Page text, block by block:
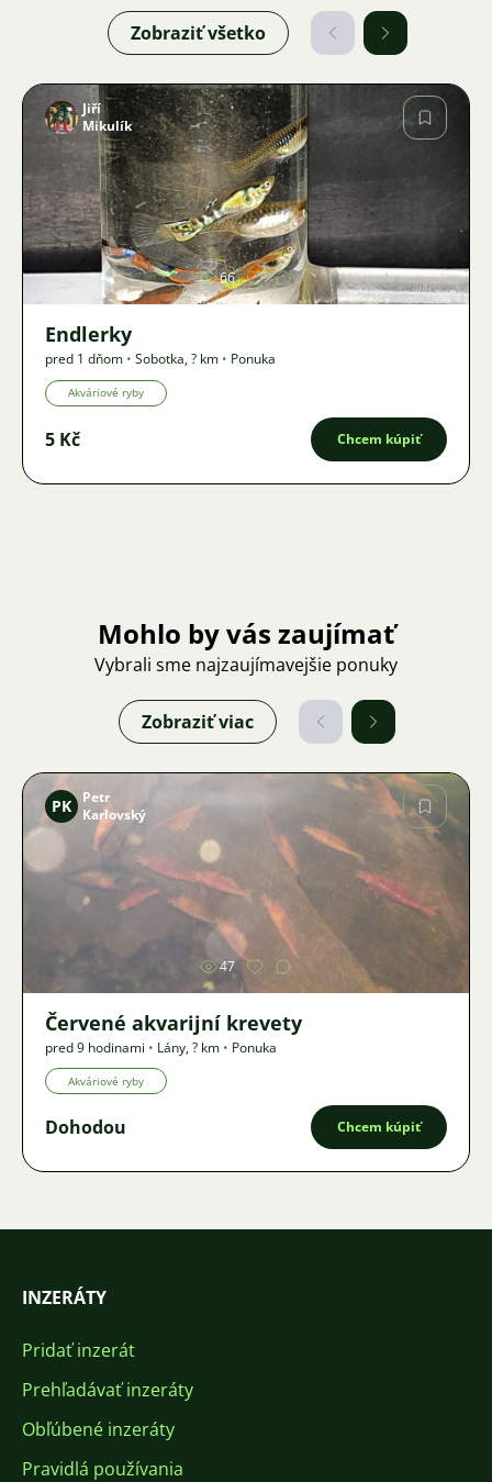
Zobraziť všetko
Obrázok
Jiří
Mikulík
66
Endlerky
pred 1 dňom • Sobotka,? km • Ponuka
Akváriové ryby
5 Kč Chcem kúpiť
Mohlo by vás zaujímať
Vybrali sme najzaujímavejšie ponuky
Zobraziť viac
Obrázok
PK
Petr
Karlovský
47
Červené akvarijní krevety
pred 9 hodinami • Lány,? km • Ponuka
Akváriové ryby
Dohodou Chcem kúpiť
INZERÁTY
Pridať inzerát
Prehľadávať inzeráty
Obľúbené inzeráty
Pravidlá používania